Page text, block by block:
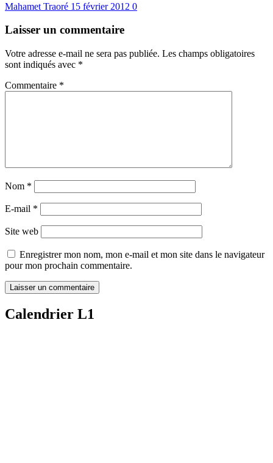
Mahamet Traoré 15 février 2012 0
Laisser un commentaire
Votre adresse e-mail ne sera pas publiée. Les champs obligatoires
sont indiqués avec *
Commentaire *
Nom *
E-mail *
Site web
Enregistrer mon nom, mon e-mail et mon site dans le navigateur
pour mon prochain commentaire.
Calendrier L1